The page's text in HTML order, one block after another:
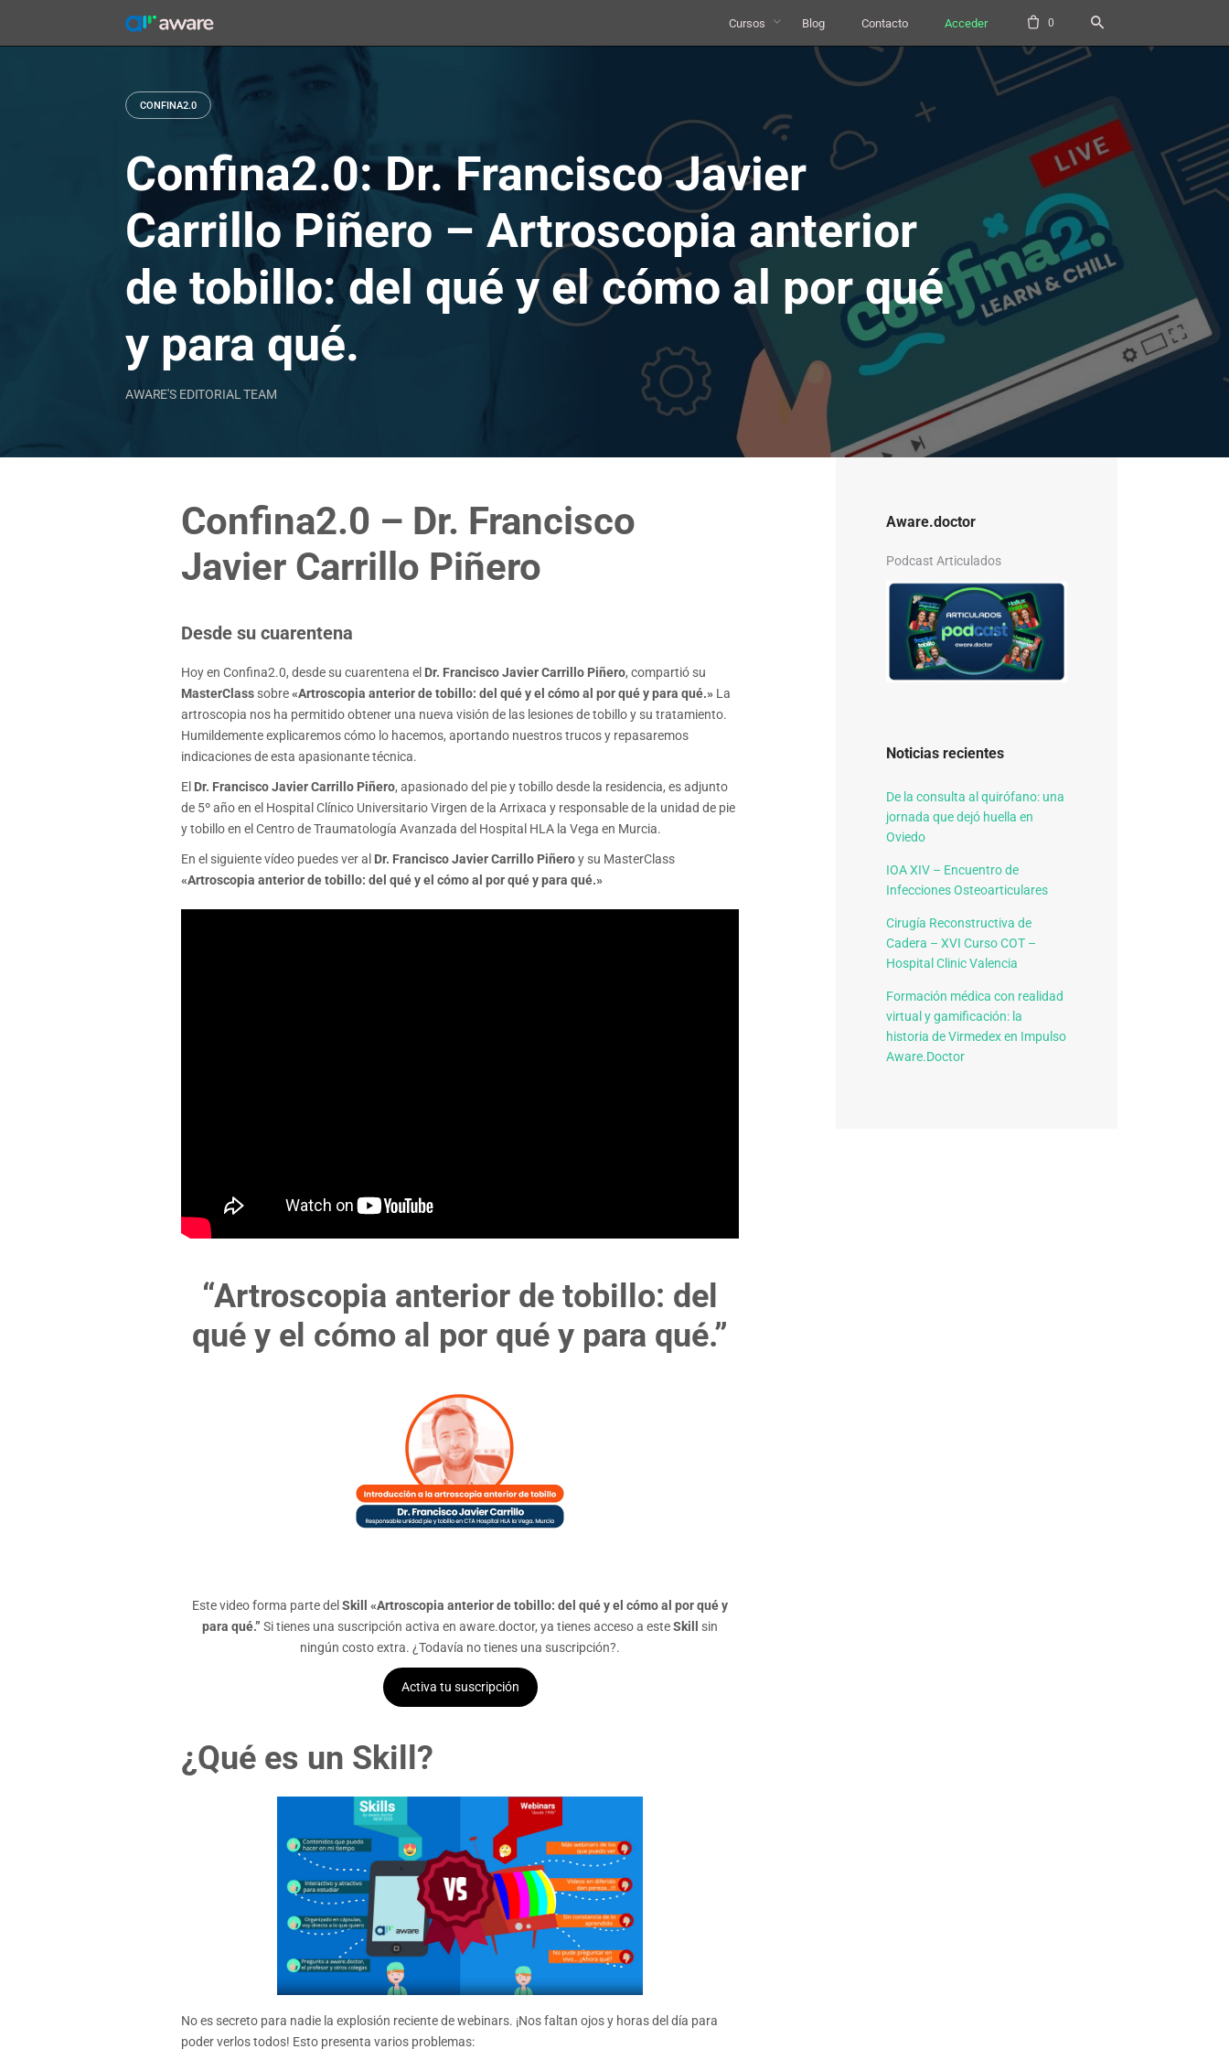
content
Cursos Blog Contacto Acceder 0
CONFINA2.0
Confina2.0: Dr. Francisco Javier
Carrillo Piñero – Artroscopia anterior
de tobillo: del qué y el cómo al por qué
y para qué.
AWARE'S EDITORIAL TEAM
Confina2.0 – Dr. Francisco
Javier Carrillo Piñero
Desde su cuarentena
Hoy en Confina2.0, desde su cuarentena el Dr. Francisco Javier Carrillo Piñero, compartió su
MasterClass sobre«Artroscopia anterior de tobillo: del qué y el cómo al por qué y para qué.» La
artroscopia nos ha permitido obtener una nueva visión de las lesiones de tobillo y su tratamiento.
Humildemente explicaremos cómo lo hacemos, aportando nuestros trucos y repasaremos
indicaciones de esta apasionante técnica.
El Dr. Francisco Javier Carrillo Piñero, apasionado del pie y tobillo desde la residencia, es adjunto
de 5º año en el Hospital Clínico Universitario Virgen de la Arrixaca y responsable de la unidad de pie
y tobillo en el Centro de Traumatología Avanzada del Hospital HLA la Vega en Murcia.
En el siguiente vídeo puedes ver al Dr. Francisco Javier Carrillo Piñeroy su MasterClass
«Artroscopia anterior de tobillo: del qué y el cómo al por qué y para qué.»
“Artroscopia anterior de tobillo: del
qué y el cómo al por qué y para qué.”
Este video forma parte del Skill
«Artroscopia anterior de tobillo: del qué y el cómo al por qué y
para qué.” Si tienes una suscripción activa en aware.doctor, ya tienes acceso a esteSkill
sin
ningún costo extra. ¿Todavía no tienes una suscripción?.
Activa tu suscripción
¿Qué es un Skill?
No es secreto para nadie la explosión reciente de webinars. ¡Nos faltan ojos y horas del día para
poder verlos todos! Esto presenta varios problemas:
Aware.doctor
Podcast Articulados
Noticias recientes
De la consulta al quirófano: una
jornada que dejó huella en
Oviedo
IOA XIV – Encuentro de
Infecciones Osteoarticulares
Cirugía Reconstructiva de
Cadera – XVI Curso COT –
Hospital Clinic Valencia
Formación médica con realidad
virtual y gamificación: la
historia de Virmedex en Impulso
Aware.Doctor